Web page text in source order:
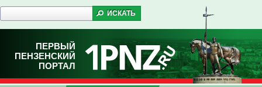
ПЕРВЫЙ
ПЕНЗЕНСКИЙ
ПОРТАЛ